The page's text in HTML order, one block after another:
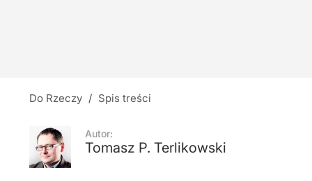
Nauczyciele z łapanki, czyli katastrofa
14
Do Rzeczy / Spis treści
Autor:
Tomasz P. Terlikowski